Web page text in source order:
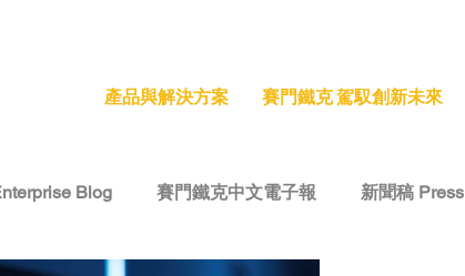
產品與解決方案 賽門鐵克 駕馭創新未來
Blog 賽門鐵克中文電子報 新聞稿